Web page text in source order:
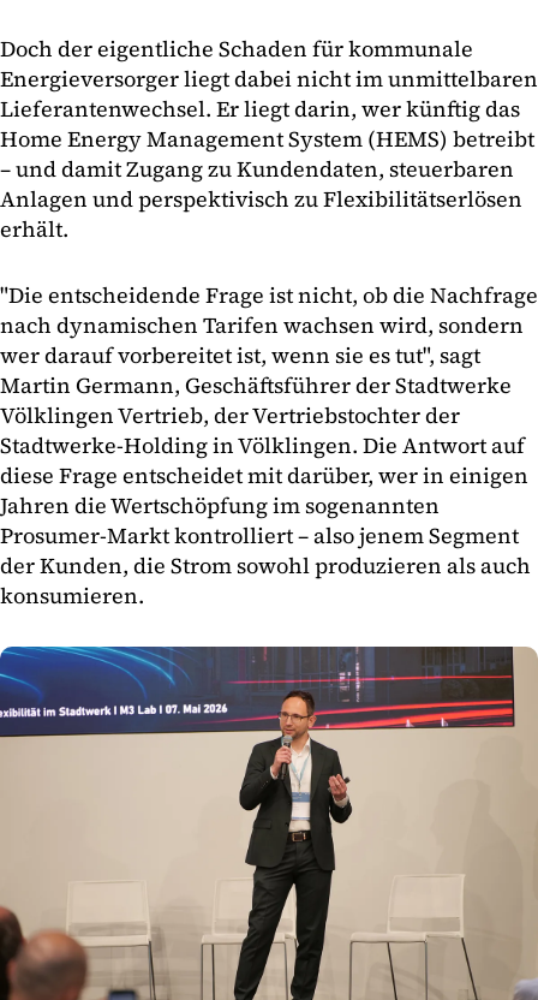
Doch der eigentliche Schaden für kommunale
Energieversorger liegt dabei nicht im unmittelbaren
Lieferantenwechsel. Er liegt darin, wer künftig das
Home Energy Management System (HEMS) betreibt
– und damit Zugang zu Kundendaten, steuerbaren
Anlagen und perspektivisch zu Flexibilitätserlösen
erhält.
"Die entscheidende Frage ist nicht, ob die Nachfrage
nach dynamischen Tarifen wachsen wird, sondern
wer darauf vorbereitet ist, wenn sie es tut", sagt
Martin Germann, Geschäftsführer der Stadtwerke
Völklingen Vertrieb, der Vertriebstochter der
Stadtwerke-Holding in Völklingen. Die Antwort auf
diese Frage entscheidet mit darüber, wer in einigen
Jahren die Wertschöpfung im sogenannten
Prosumer-Markt kontrolliert – also jenem Segment
der Kunden, die Strom sowohl produzieren als auch
konsumieren.